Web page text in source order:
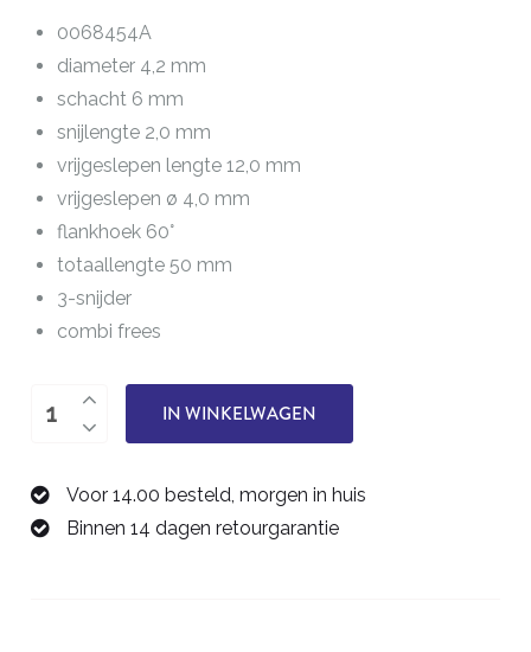
0068454A
diameter 4,2 mm
schacht 6 mm
snijlengte 2,0 mm
vrijgeslepen lengte 12,0 mm
vrijgeslepen ø 4,0 mm
flankhoek 60°
totaallengte 50 mm
3-snijder
combi frees
Combi
draadfrees
kabelwartel
0068454A
IN WINKELWAGEN
Voor 14.00 besteld, morgen in huis
Binnen 14 dagen retourgarantie